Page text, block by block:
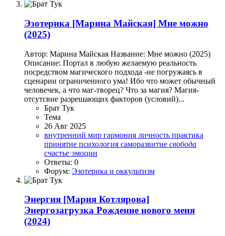
Эзотерика [Марина Майская] Мне можно
(2025)
Автор: Марина Майская Название: Мне можно (2025)
Описание: Портал в любую желаемую реальность
посредством магического подхода -не погружаясь в
сценарии ограниченного ума! Ибо что может обычный
человечек, а что маг-творец? Что за магия? Магия-
отсутсвие разрешающих факторов (условий)...
Брат Тук
Тема
26 Авг 2025
внутренний мир гармония личность практика
принятие психология саморазвитие свобода
счастье эмоции
Ответы: 0
Форум: Эзотерика и оккультизм
Энергия [Мария Котлярова]
Энергозагрузка Рождение нового меня
(2024)